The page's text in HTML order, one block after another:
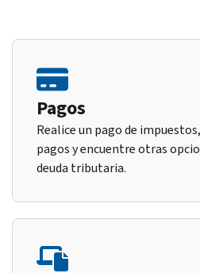
Pagos
Realice un pago de
pagos y encuentre otras
deuda tributaria.